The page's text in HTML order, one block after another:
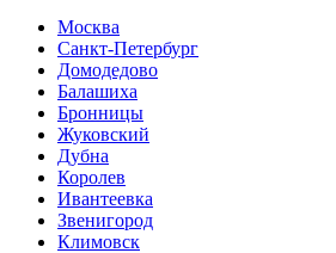
Москва
Санкт-Петербург
Домодедово
Балашиха
Бронницы
Жуковский
Дубна
Королев
Ивантеевка
Звенигород
Климовск